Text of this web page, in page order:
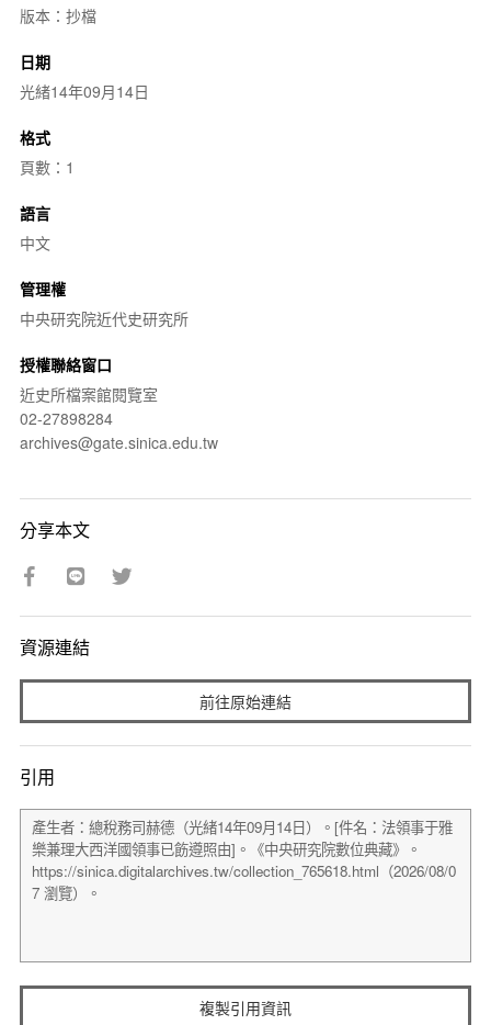
版本：抄檔
日期
光緒14年09月14日
格式
頁數：1
語言
中文
管理權
中央研究院近代史研究所
授權聯絡窗口
近史所檔案館閱覽室
02-27898284
archives@gate.sinica.edu.tw
分享本文
資源連結
前往原始連結
引用
複製引用資訊